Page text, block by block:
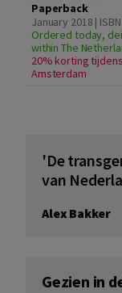
Paperback
January 2018 |
Ordered today,
within The
20% korting
Amsterdam
'De
van
Alex Bakker
Gezien in